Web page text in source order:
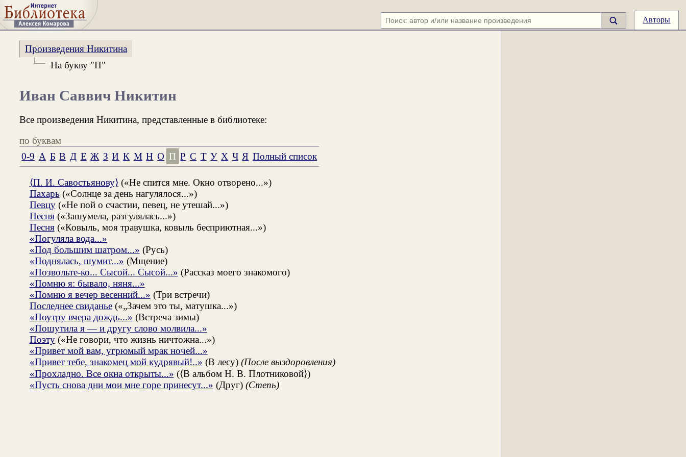
Авторы
Произведения Никитина
На букву "П"
Иван Саввич Никитин
Все произведения Никитина, представленные в библиотеке:
по буквам
0-9 А Б В Д Е Ж З И К М Н О П Р С Т У Х Ч Я Полный список
⟨П. И. Савостьянову⟩ («Не спится мне. Окно отворено...»)
Пахарь («Солнце за день нагулялося...»)
Певцу(«Не пой о счастии, певец, не утешай...»)
Песня(«Зашумела, разгулялась...»)
Песня(«Ковыль, моя травушка, ковыль бесприютная...»)
«Погуляла вода...»
«Под большим шатром...» (Русь)
«Поднялась, шумит...» (Мщение)
«Позвольте-ко... Сысой... Сысой...» (Рассказ моего знакомого)
«Помню я: бывало, няня...»
«Помню я вечер весенний...» (Три встречи)
Последнее свиданье(«„Зачем это ты, матушка...»)
«Поутру вчера дождь...» (Встреча зимы)
«Пошутила я — и другу слово молвила...»
Поэту(«Не говори, что жизнь ничтожна...»)
«Привет мой вам, угрюмый мрак ночей...»
«Привет тебе, знакомец мой кудрявый!..» (В лесу) (После выздоровления)
«Прохладно. Все окна открыты...» (⟨В альбом Н. В. Плотниковой⟩)
«Пусть снова дни мои мне горе принесут...» (Друг) (Степь)